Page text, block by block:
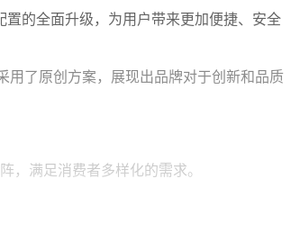
的全面升级，为用户带来更加便捷、安全
用了原创方案，展现出品牌对于创新和品质
，满足消费者多样化的需求。